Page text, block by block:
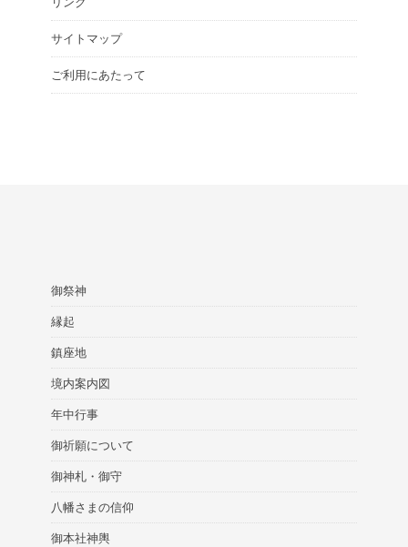
サイトマップ
ご利用にあたって
御祭神
縁起
鎮座地
境内案内図
年中行事
御祈願について
御神札・御守
八幡さまの信仰
御本社神輿